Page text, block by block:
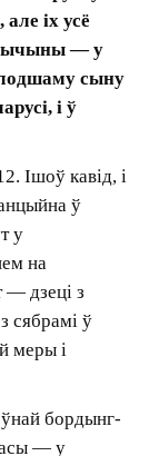
каманд.
і ў
фізікаў,
кампаніі
тое ж
ці.
патрэбныя
паспець.
ў тым,
Не